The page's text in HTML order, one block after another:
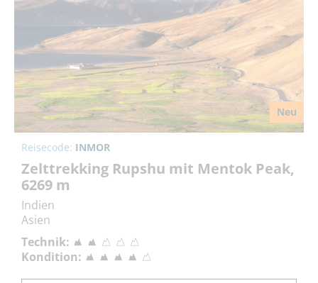
Neu
Reisecode: INMOR
Zelttrekking Rupshu mit Mentok Peak,
6269 m
Indien
Asien
Technik:
Kondition: